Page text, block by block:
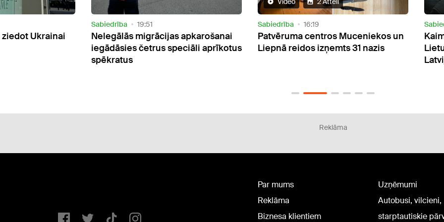
apkarošanai
Sabiedrība 16:19
Patvēruma centros Muceniekos un
Liepnā reidos izņemts 31 nazis
Sabiedrība 13:07
Kaimiņu būšana uz robežas:
Lietuvas robežsargi steidz palīgā
Reklāma
Par mums
Reklāma
Biznesa klientiem
Uzņēmumi
Autobusi, vilcieni,
starptautiskie